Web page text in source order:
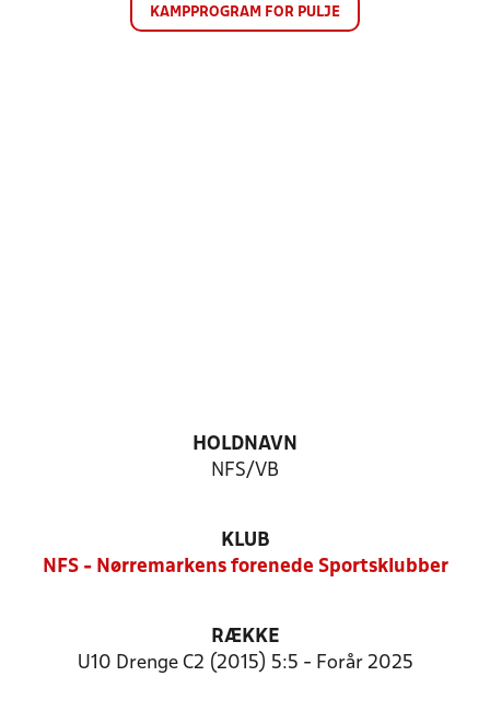
KAMPPROGRAM FOR PULJE
HOLDNAVN
NFS/VB
KLUB
NFS - Nørremarkens forenede Sportsklubber
RÆKKE
U10 Drenge C2 (2015) 5:5 - Forår 2025